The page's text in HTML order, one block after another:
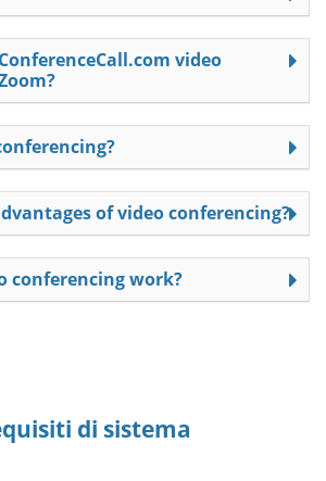
video
of video conferencing?
conferencing work?
di sistema